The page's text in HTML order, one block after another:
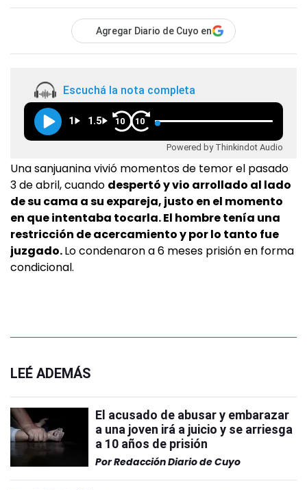
Agregar Diario de Cuyo en
Escuchá la nota completa
1 1.5 10 10
Powered by Thinkindot Audio
Una sanjuanina vivió momentos de temor el pasado
3 de abril, cuando despertó y vio arrollado al lado
de su cama a su expareja, justo en el momento
en que intentaba tocarla. El hombre tenía una
restricción de acercamiento y por lo tanto fue
juzgado.Lo condenaron a 6 meses prisión en forma
condicional.
LEÉ ADEMÁS
El acusado de abusar y embarazar
a una joven irá a juicio y se arriesga
a 10 años de prisión
PorRedacción Diario de Cuyo